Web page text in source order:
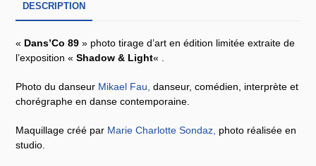
DESCRIPTION
« Dans’Co 89 » photo tirage d’art en édition limitée extraite de
l’exposition «Shadow & Light« .
Photo du danseur Mikael Fau, danseur, comédien, interprète et
chorégraphe en danse contemporaine.
Maquillage créé par Marie Charlotte Sondaz, photo réalisée en
studio.